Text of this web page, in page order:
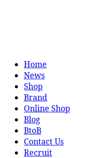
Home
News
Shop
Brand
Online Shop
Blog
BtoB
Contact Us
Recruit